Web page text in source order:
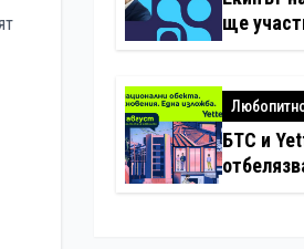
дронове
ще
интелект
БТС и